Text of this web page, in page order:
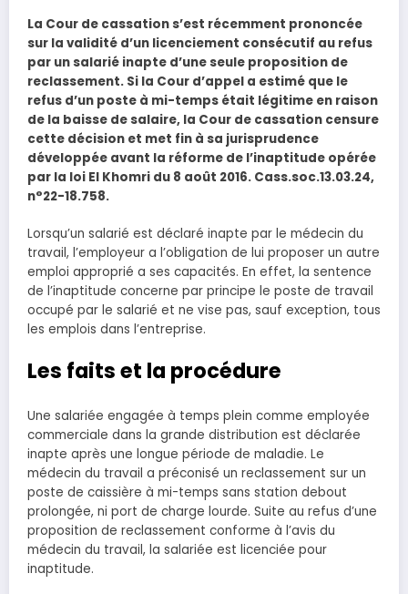
La Cour de cassation s’est récemment prononcée
sur la validité d’un licenciement consécutif au refus
par un salarié inapte d’une seule proposition de
reclassement. Si la Cour d’appel a estimé que le
refus d’un poste à mi-temps était légitime en raison
de la baisse de salaire, la Cour de cassation censure
cette décision et met fin à sa jurisprudence
développée avant la réforme de l’inaptitude opérée
par la loi El Khomri du 8 août 2016. Cass.soc.13.03.24,
n°22-18.758.
Lorsqu’un salarié est déclaré inapte par le médecin du
travail, l’employeur a l’obligation de lui proposer un autre
emploi approprié a ses capacités. En effet, la sentence
de l’inaptitude concerne par principe le poste de travail
occupé par le salarié et ne vise pas, sauf exception, tous
les emplois dans l’entreprise.
Les faits et la procédure
Une salariée engagée à temps plein comme employée
commerciale dans la grande distribution est déclarée
inapte après une longue période de maladie. Le
médecin du travail a préconisé un reclassement sur un
poste de caissière à mi-temps sans station debout
prolongée, ni port de charge lourde. Suite au refus d’une
proposition de reclassement conforme à l’avis du
médecin du travail, la salariée est licenciée pour
inaptitude.